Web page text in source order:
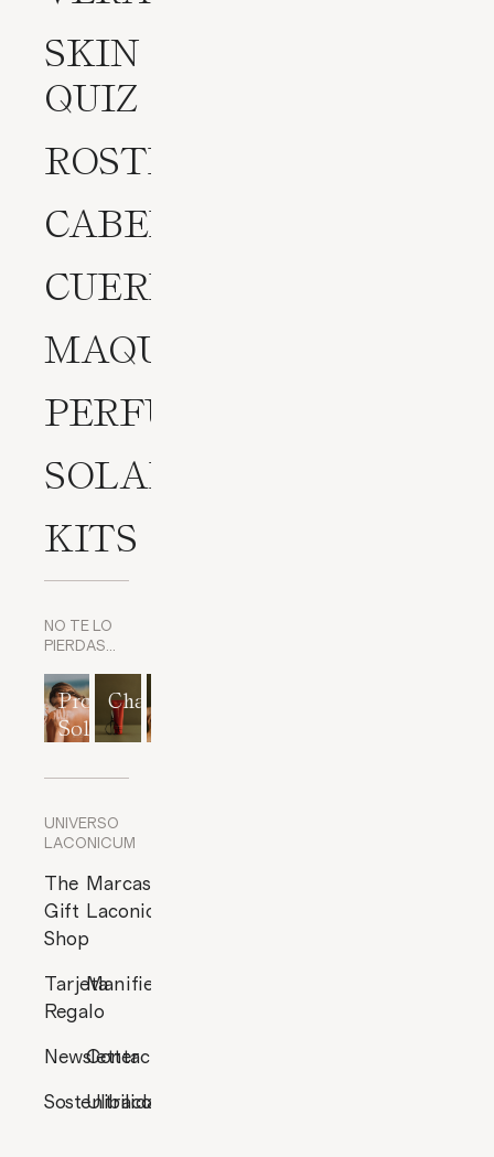
SKIN
QUIZ
ROSTRO
CABELLO
CUERPO
MAQUILLAJE
PERFUMES
SOLARES
KITS
NO TE LO
PIERDAS…
Protección
Solar
Champús
UNIVERSO
LACONICUM
The
Gift
Shop
Marcas
Laconicum
Tarjeta
Regalo
Manifiesto
Newsletter
Contacto
Sostenibilidad
Ultracosmética